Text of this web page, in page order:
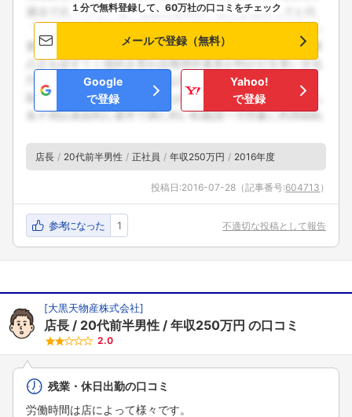
１分で無料登録して、60万社の口コミをチェック
メールで登録（無料）
Google
で登録
Yahoo!
で登録
店長 20代前半男性 正社員 年収250万円 2016年度
投稿日:2016-07-28 （記事番号:604713 ）
参考になった 1 不適切な投稿として報告
[大黒天物産株式会社]
店長 20代前半男性 年収250万円 の口コミ
2.0
残業・休日出勤の口コミ
労働時間は店によって様々です。